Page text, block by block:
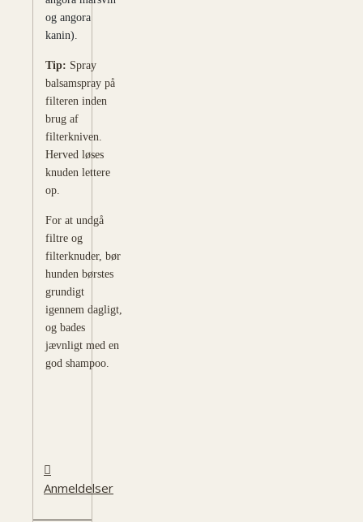
og angora
kanin).
Tip: Spray
balsamspray på
filteren inden
brug af
filterkniven.
Herved løses
knuden lettere
op.
For at undgå
filtre og
filterknuder, bør
hunden børstes
grundigt
igennem dagligt,
og bades
jævnligt med en
god shampoo.
Anmeldelser